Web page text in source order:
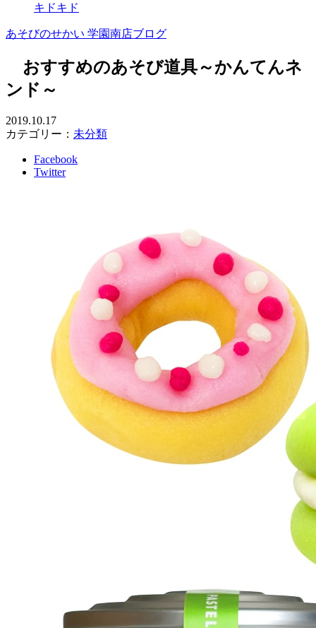
キドキド
あそびのせかい 学園南店ブログ
おすすめのあそび道具～かんてんネ
ンド～
2019.10.17
カテゴリー： 未分類
Facebook
Twitter